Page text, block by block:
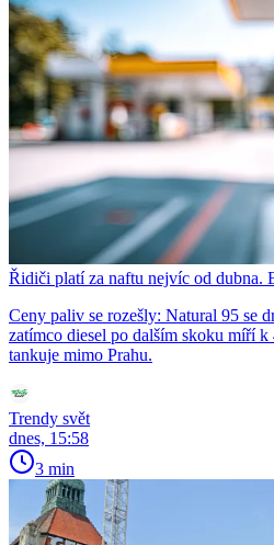
Řidiči platí za naftu nejvíc od dubna.
Ceny paliv se rozešly: Natural 95 se
zatímco diesel po dalším skoku míří
tankuje mimo Prahu.
Trendy svět
dnes, 15:58
3 min